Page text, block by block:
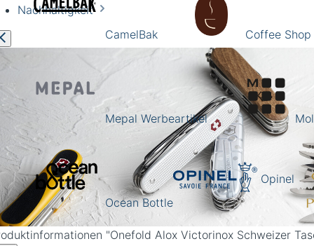
CamelBak Coffee
Mepal Werbeartikel
Ocean Bottle
Opinel
Alox Taschenmesser in verschiedenen Farben mit
Schalen und Swiss Made Qualität
Nachhaltigkeit
"Onefold Alox Victorinox Schweizer